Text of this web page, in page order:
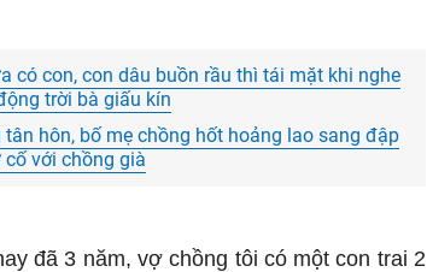
có con, con dâu buồn rầu thì tái mặt khi nghe
trời bà giấu kín
hôn, bố mẹ chồng hốt hoảng lao sang đập
với chồng già
đã 3 năm, vợ chồng tôi có một con trai 2